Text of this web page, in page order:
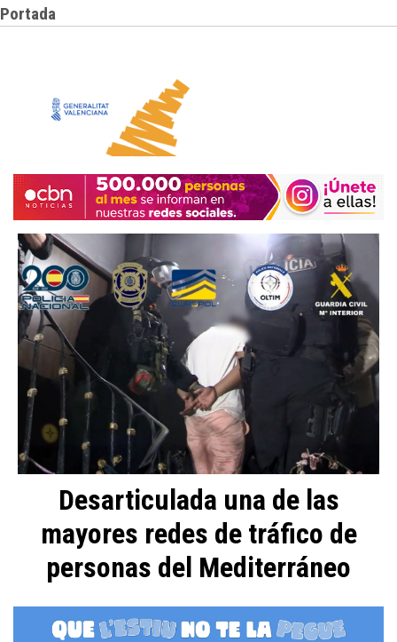
Portada
Desarticulada una de las
mayores redes de tráfico de
personas del Mediterráneo